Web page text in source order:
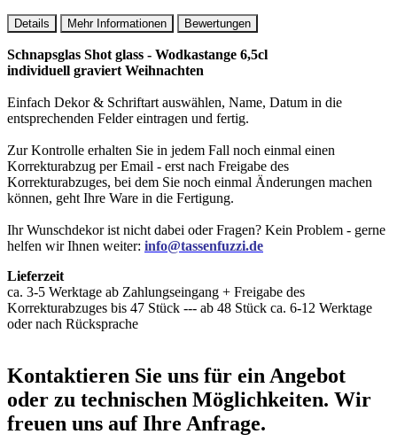
Details Mehr Informationen Bewertungen
Schnapsglas Shot glass - Wodkastange 6,5cl
individuell graviert Weihnachten
Einfach Dekor & Schriftart auswählen, Name, Datum in die
entsprechenden Felder eintragen und fertig.
Zur Kontrolle erhalten Sie in jedem Fall noch einmal einen
Korrekturabzug per Email - erst nach Freigabe des
Korrekturabzuges, bei dem Sie noch einmal Änderungen machen
können, geht Ihre Ware in die Fertigung.
Ihr Wunschdekor ist nicht dabei oder Fragen? Kein Problem - gerne
helfen wir Ihnen weiter: info@tassenfuzzi.de
Lieferzeit
ca. 3-5 Werktage ab Zahlungseingang + Freigabe des
Korrekturabzuges bis 47 Stück --- ab 48 Stück ca. 6-12 Werktage
oder nach Rücksprache
Kontaktieren Sie uns für ein Angebot
oder zu technischen Möglichkeiten. Wir
freuen uns auf Ihre Anfrage.